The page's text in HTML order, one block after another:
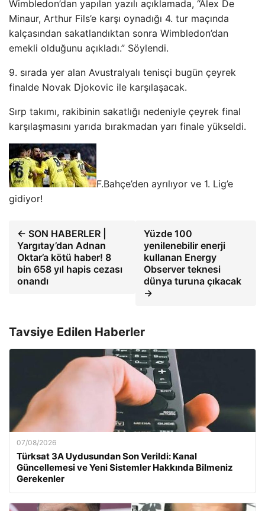
Wimbledon’dan yapılan yazılı açıklamada, “Alex De
Minaur, Arthur Fils’e karşı oynadığı 4. tur maçında
kalçasından sakatlandıktan sonra Wimbledon’dan
emekli olduğunu açıkladı.” Söylendi.
9. sırada yer alan Avustralyalı tenisçi bugün çeyrek
finalde Novak Djokovic ile karşılaşacak.
Sırp takımı, rakibinin sakatlığı nedeniyle çeyrek final
karşılaşmasını yarıda bırakmadan yarı finale yükseldi.
F.Bahçe’den ayrılıyor ve 1. Lig’e
gidiyor!
← SON HABERLER |
Yargıtay’dan Adnan
Oktar’a kötü haber! 8
bin 658 yıl hapis cezası
onandı
Yüzde 100
yenilenebilir enerji
kullanan Energy
Observer teknesi
dünya turuna çıkacak
→
Tavsiye Edilen Haberler
07/08/2026
Türksat 3A Uydusundan Son Verildi: Kanal
Güncellemesi ve Yeni Sistemler Hakkında Bilmeniz
Gerekenler